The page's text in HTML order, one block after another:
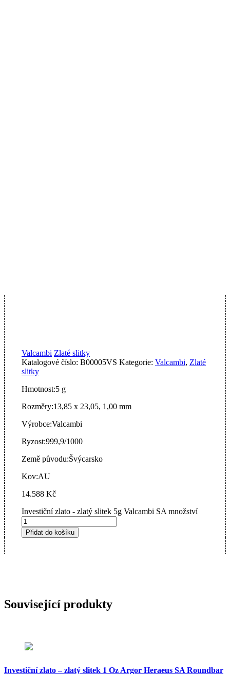
Valcambi Zlaté slitky
Katalogové číslo: B00005VS Kategorie: Valcambi, Zlaté
slitky
Hmotnost:5 g
Rozměry:13,85 x 23,05, 1,00 mm
Výrobce:Valcambi
Ryzost:999,9/1000
Země původu:Švýcarsko
Kov:AU
14.588 Kč
Investiční zlato - zlatý slitek 5g Valcambi SA množství
Přidat do košíku
Související produkty
Investiční zlato – zlatý slitek 1 Oz Argor Heraeus SA Roundbar